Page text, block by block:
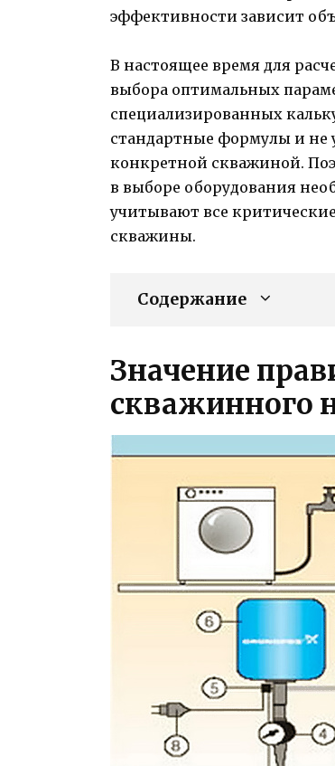
эффективности зависит
В настоящее время для
выбора оптимальных
специализированных
стандартные формулы и не
конкретной скважиной.
в выборе оборудования
учитывают все
скважины.
Содержание
Значение
скважинного